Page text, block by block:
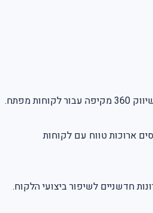
מפתח.
ארוכות טווח עם לקוחות
חדשניים לשיפור ביצועי הלקוח.